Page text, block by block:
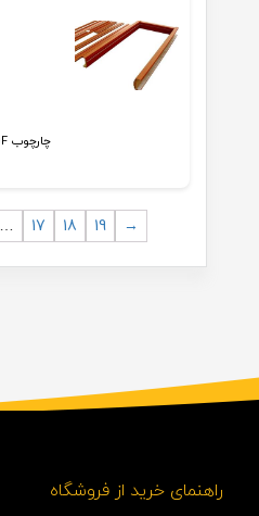
چارچوب MDF
… 17 18 19 →
راهنمای خرید از فروشگاه